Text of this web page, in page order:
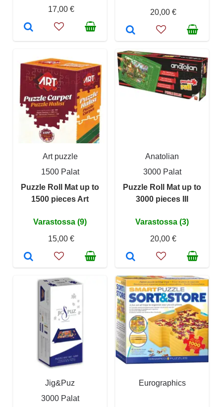
17,00 €
20,00 €
Art puzzle
1500 Palat
Puzzle Roll Mat up to
1500 pieces Art
Varastossa (9)
15,00 €
Anatolian
3000 Palat
Puzzle Roll Mat up to
3000 pieces III
Varastossa (3)
20,00 €
Jig&Puz
3000 Palat
Eurographics